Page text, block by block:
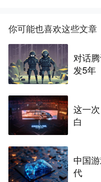
你可能也喜欢这些文章
对话
发5年
这一
白
中国
代